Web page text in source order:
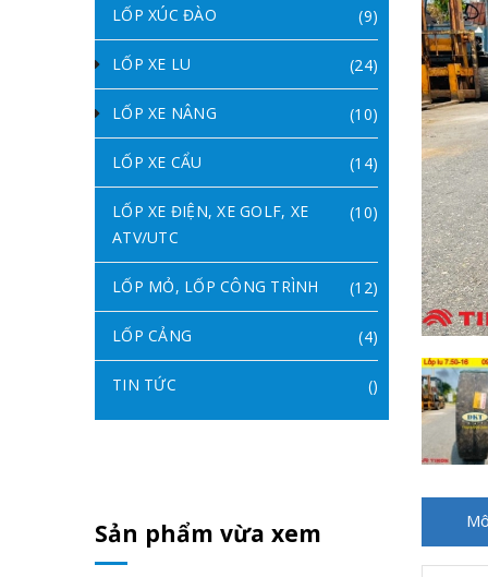
LỐP XÚC ĐÀO (9)
LỐP XE LU (24)
LỐP XE NÂNG (10)
LỐP XE CẨU (14)
LỐP XE ĐIỆN, XE GOLF, XE
ATV/UTC
(10)
LỐP MỎ, LỐP CÔNG TRÌNH (12)
LỐP CẢNG (4)
TIN TỨC ()
Sản phẩm vừa xem